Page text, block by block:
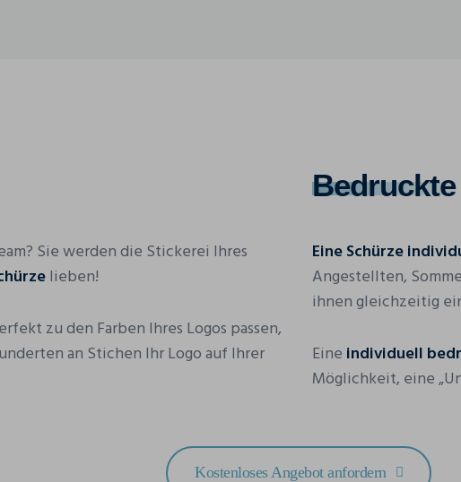
Sie werden die Stickerei Ihres
lieben!
zu den Farben Ihres Logos passen,
an Stichen Ihr Logo auf Ihrer
Bedruckte
Eine Schürze
Angestellten,
ihnen gleichzeitig
Eine individuell
Möglichkeit, eine
Kostenloses Angebot anfordern